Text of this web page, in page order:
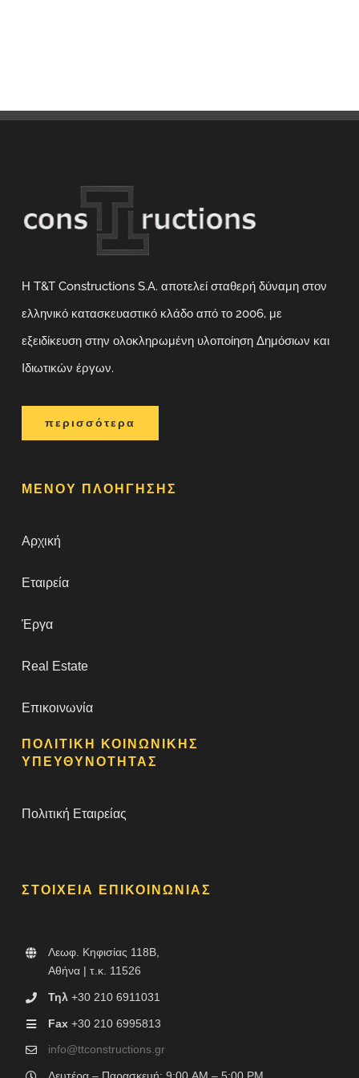
Η T&T Constructions S.A. αποτελεί σταθερή δύναμη στον
ελληνικό κατασκευαστικό κλάδο από το 2006, με
εξειδίκευση στην ολοκληρωμένη υλοποίηση Δημόσιων και
Ιδιωτικών έργων.
περισσότερα
ΜΕΝΟΥ ΠΛΟΗΓΗΣΗΣ
Αρχική
Εταιρεία
Έργα
Real Estate
Επικοινωνία
ΠΟΛΙΤΙΚΗ ΚΟΙΝΩΝΙΚΗΣ
ΥΠΕΥΘΥΝΟΤΗΤΑΣ
Πολιτική Εταιρείας
ΣΤΟΙΧΕΙΑ ΕΠΙΚΟΙΝΩΝΙΑΣ
Λεωφ. Κηφισίας 118B,
Αθήνα | τ.κ. 11526
Τηλ +30 210 6911031
Fax +30 210 6995813
info@ttconstructions.gr